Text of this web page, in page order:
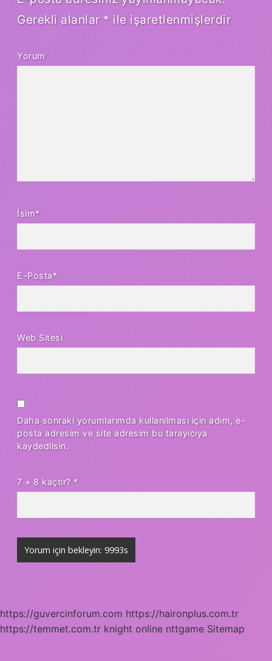
Gerekli alanlar * ile işaretlenmişlerdir
Yorum
İsim*
E-Posta*
Web Sitesi
Daha sonraki yorumlarımda kullanılması için adım, e-
posta adresim ve site adresim bu tarayıcıya
kaydedilsin.
7 + 8 kaçtır? *
https://guvercinforum.com https://haironplus.com.tr
https://temmet.com.tr knight online nttgame Sitemap